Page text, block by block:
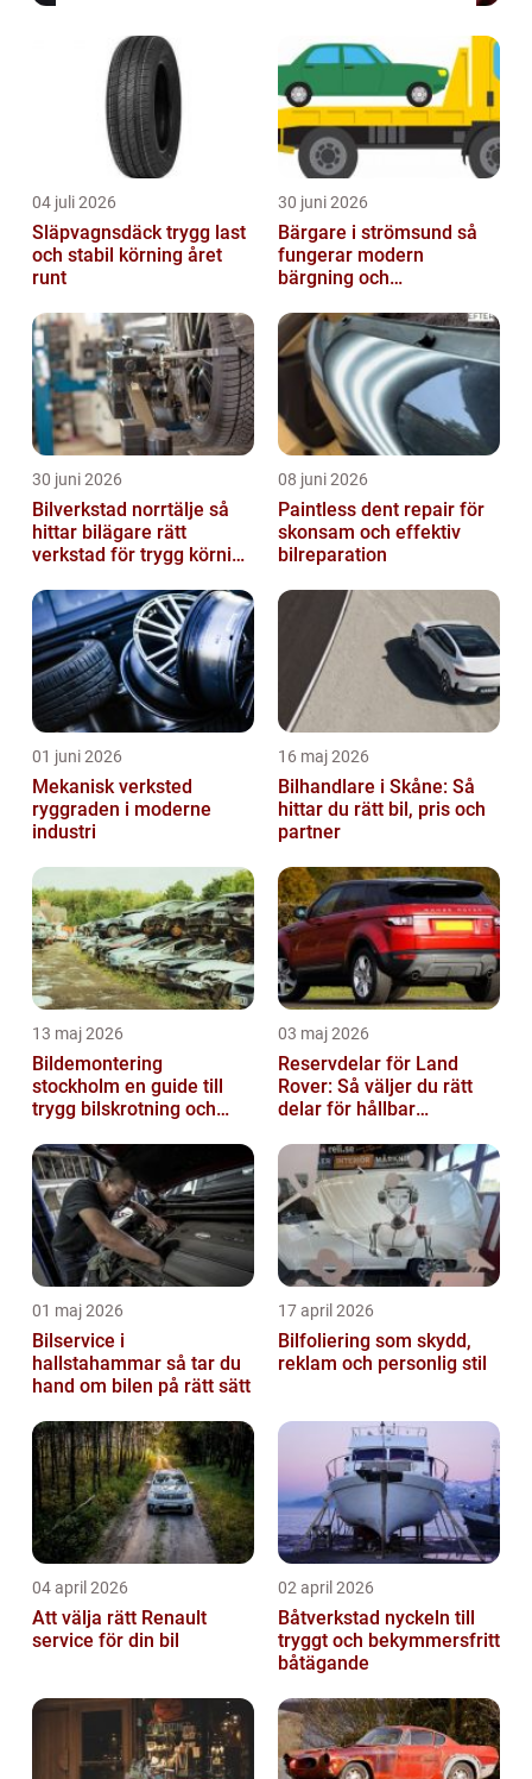
04 juli 2026
Släpvagnsdäck trygg last
och stabil körning året
runt
30 juni 2026
Bärgare i strömsund så
fungerar modern
bärgning och
30 juni 2026
Bilverkstad norrtälje så
hittar bilägare rätt
verkstad för trygg körning
08 juni 2026
Paintless dent repair för
skonsam och effektiv
bilreparation
01 juni 2026
Mekanisk verksted
ryggraden i moderne
industri
16 maj 2026
Bilhandlare i Skåne: Så
hittar du rätt bil, pris och
partner
13 maj 2026
Bildemontering
stockholm en guide till
trygg bilskrotning och
03 maj 2026
Reservdelar för Land
Rover: Så väljer du rätt
delar för hållbar
01 maj 2026
Bilservice i
hallstahammar så tar du
hand om bilen på rätt sätt
17 april 2026
Bilfoliering som skydd,
reklam och personlig stil
04 april 2026
Att välja rätt Renault
service för din bil
02 april 2026
Båtverkstad nyckeln till
tryggt och bekymmersfritt
båtägande